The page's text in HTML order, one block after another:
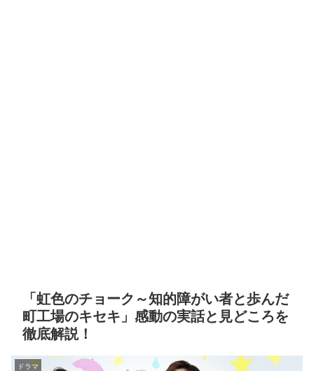
「虹色のチョーク～知的障がい者と歩んだ
町工場のキセキ」感動の実話と見どころを
徹底解説！
ドラマ